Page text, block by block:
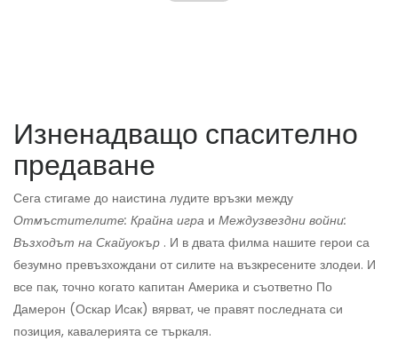
Изненадващо спасително
предаване
Сега стигаме до наистина лудите връзки между
Отмъстителите: Крайна игра и Междузвездни войни:
Възходът на Скайуокър . И в двата филма нашите герои са
безумно превъзхождани от силите на възкресените злодеи. И
все пак, точно когато капитан Америка и съответно По
Дамерон (Оскар Исак) вярват, че правят последната си
позиция, кавалерията се търкаля.